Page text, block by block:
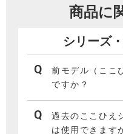
商品に
シリーズ
前モデル（ここ
ですか？
過去のここひえ
は使用できます